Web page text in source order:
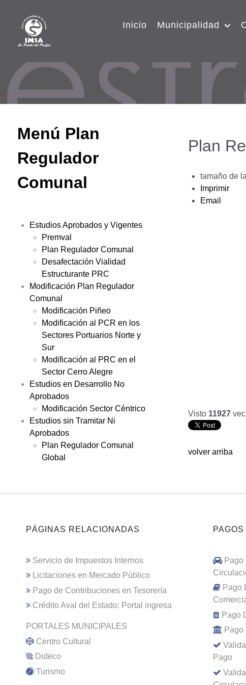
Inicio Municipalidad
Menú Plan
Regulador
Comunal
Estudios Aprobados y Vigentes
Premval
Plan Regulador Comunal
Desafectación Vialidad
Estructurante PRC
Modificación Plan Regulador
Comunal
Modificación Piñeo
Modificación al PCR en los
Sectores Portuarios Norte y
Sur
Modificación al PRC en el
Sector Cerro Alegre
Estudios en Desarrollo No
Aprobados
Modificación Sector Céntrico
Estudios sin Tramitar Ni
Aprobados
Plan Regulador Comunal
Global
Plan
tamaño de
Imprimir
Email
Visto 11927
volver arriba
PÁGINAS RELACIONADAS
Servicio de Impuestos Internos
Licitaciones en Mercado Público
Pago de Contribuciones en Tesorería
Crédito Aval del Estado; Portal ingresa
PORTALES MUNICIPALES
Centro Cultural
Dideco
Turismo
Pago
Pago
Pago
Pago
Pago